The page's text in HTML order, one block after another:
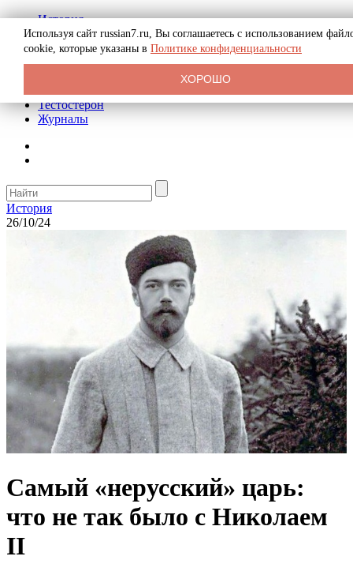
История
Биография
Криминал
Реклама на сайте
Тестостерон
Журналы
История
26/10/24
Самый «нерусский» царь:
что не так было с Николаем
II
Используя сайт russian7.ru, Вы соглашаетесь с использованием
cookie, которые указаны в Политике конфиденциальности
ХОРОШО